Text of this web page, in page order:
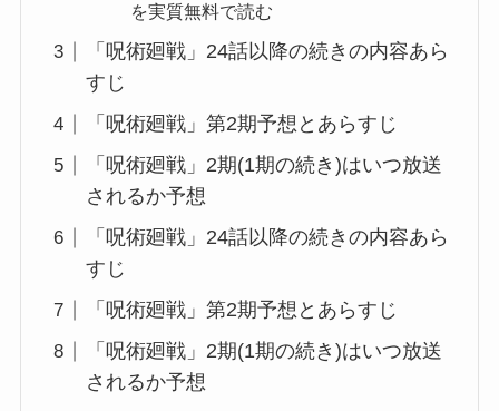
を実質無料で読む
「呪術廻戦」24話以降の続きの内容あら
すじ
「呪術廻戦」第2期予想とあらすじ
「呪術廻戦」2期(1期の続き)はいつ放送
されるか予想
「呪術廻戦」24話以降の続きの内容あら
すじ
「呪術廻戦」第2期予想とあらすじ
「呪術廻戦」2期(1期の続き)はいつ放送
されるか予想